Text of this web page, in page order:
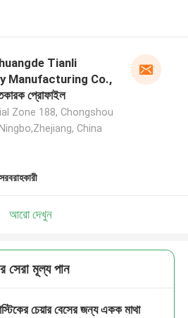
Tianli
Manufacturing Co.,
প্রোফাইল
Zone 188, Chongshou
China
আরো দেখুন
সেরা মূল্য পান
চেয়ার বেসের জন্য একক মাথা